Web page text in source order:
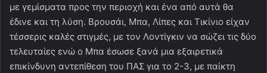
με γεμίσματα προς την περιοχή και ένα από αυτά θα
έδινε και τη λύση. Βρουσάι, Μπα, Λίπες και Τικίνιο είχαν
τέσσερις καλές στιγμές, με τον Λοντίγκιν να σώζει τις δύο
τελευταίες ενώ ο Μπα έσωσε ξανά μια εξαιρετικά
επικίνδυνη αντεπίθεση του ΠΑΣ για το 2-3, με παίκτη